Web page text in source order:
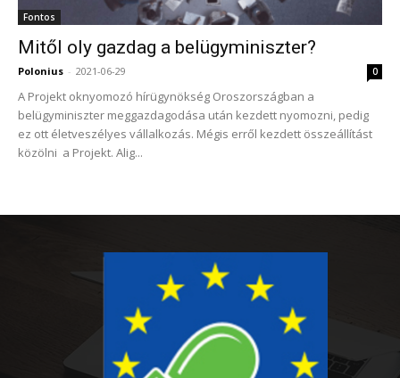
Fontos
Mitől oly gazdag a belügyminiszter?
Polonius - 2021-06-29 0
A Projekt oknyomozó hírügynökség Oroszországban a
belügyminiszter meggazdagodása után kezdett nyomozni, pedig
ez ott életveszélyes vállalkozás. Mégis erről kezdett összeállítást
közölni a Projekt. Alig...